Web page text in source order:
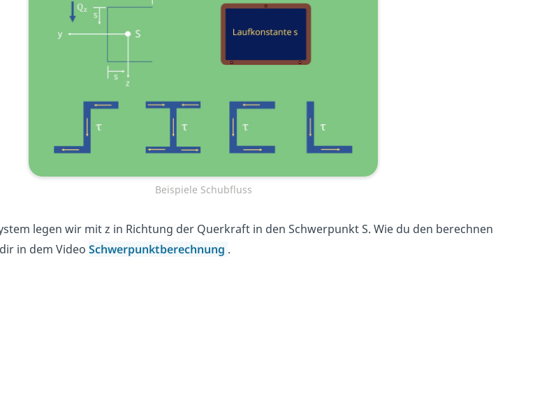
Beispiele Schubfluss
legen wir mit z in Richtung der Querkraft in den Schwerpunkt S. Wie du den berechnen
in dem Video Schwerpunktberechnung .